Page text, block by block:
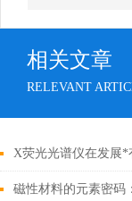
相关文章
RELEVANT
X荧光光谱仪在发展*
呢？
磁性材料的元素密码